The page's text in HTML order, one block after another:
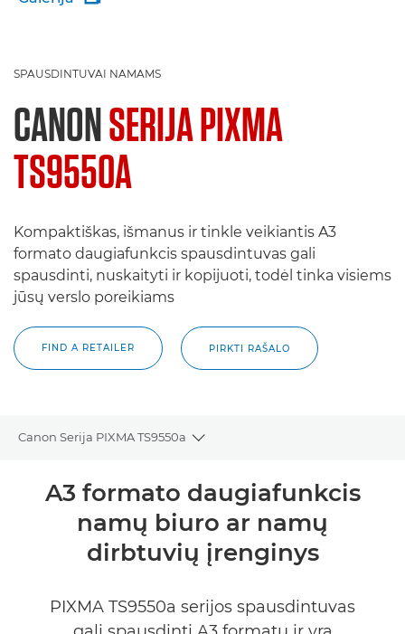
SPAUSDINTUVAI NAMAMS
CANONSERIJA PIXMA
TS9550A
Kompaktiškas, išmanus ir tinkle veikiantis A3
formato daugiafunkcis spausdintuvas gali
spausdinti, nuskaityti ir kopijuoti, todėl tinka visiems
jūsų verslo poreikiams
FIND A RETAILER PIRKTI RAŠALO
Canon Serija PIXMA TS9550a
Toggle breadcrumbs
Bendrieji duomenys
Specifikacijos
A3 formato daugiafunkcis
namų biuro ar namų
dirbtuvių įrenginys
PIXMA TS9550a serijos spausdintuvas